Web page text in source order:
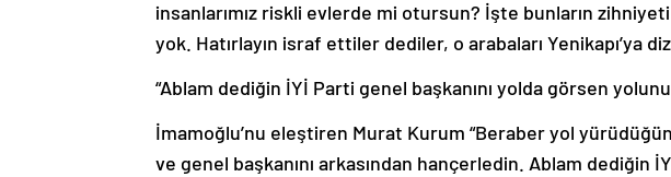
insanlarımız riskli evlerde mi otursun? İşte bunların
yok. Hatırlayın israf ettiler dediler, o arabaları Yenikapı’ya
“Ablam dediğin İYİ Parti genel başkanını yolda görsen
İmamoğlu’nu eleştiren Murat Kurum “Beraber yol
ve genel başkanını arkasından hançerledin. Ablam dediğin